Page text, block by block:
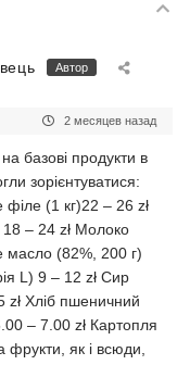
Автор
2 месяцев назад
базові продукти в
зорієнтуватися:
філе (1 кг)22 – 26 zł
– 24 zł Молоко
масло (82%, 200 г)
L) 9 – 12 zł Сир
zł Хліб пшеничний
– 7.00 zł Картопля
фрукти, як і всюди,